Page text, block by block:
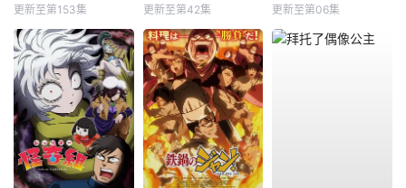
更新至第153集 更新至第42集 更新至第06集